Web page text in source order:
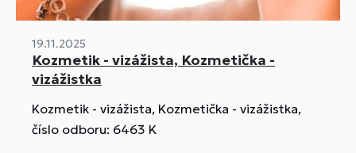
19.11.2025
Kozmetik - vizážista, Kozmetička -
vizážistka
Kozmetik - vizážista, Kozmetička - vizážistka,
číslo odboru: 6463 K